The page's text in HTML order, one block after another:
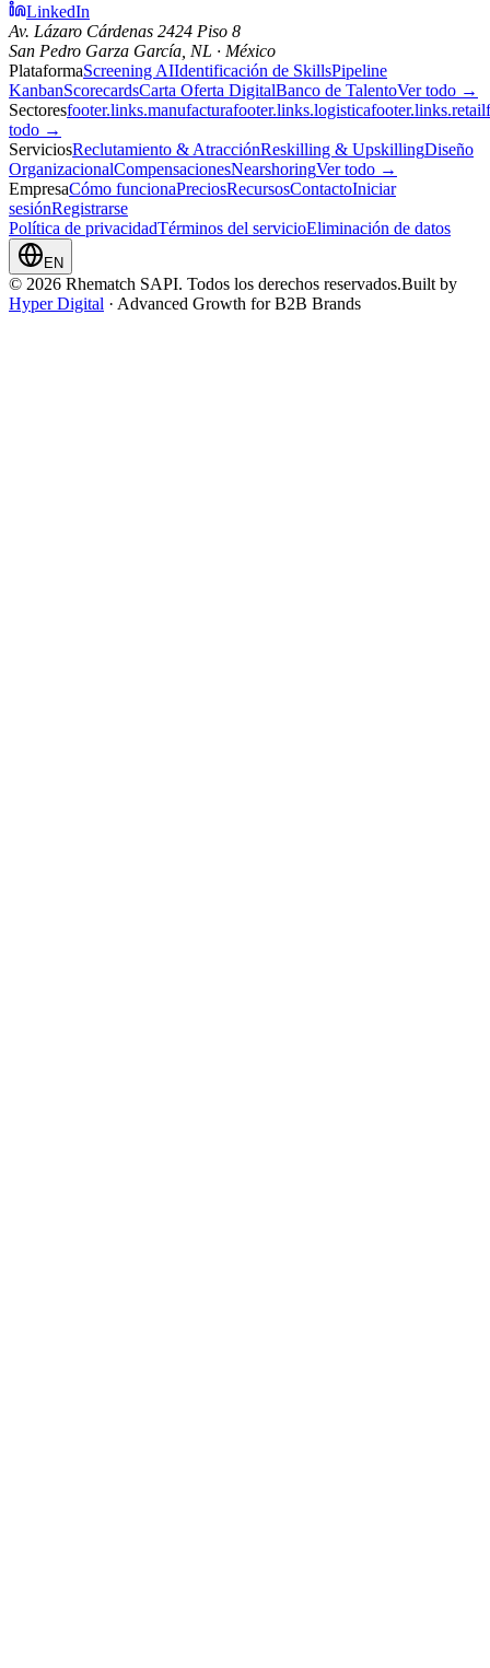
LinkedIn
Av. Lázaro Cárdenas 2424 Piso 8
San Pedro Garza García, NL · México
PlataformaScreening AIIdentificación de SkillsPipeline
KanbanScorecardsCarta Oferta DigitalBanco de TalentoVer todo →
Sectoresfooter.links.manufacturafooter.links.logisticafooter.links.retail
todo →
ServiciosReclutamiento & AtracciónReskilling & UpskillingDiseño
OrganizacionalCompensacionesNearshoringVer todo →
EmpresaCómo funcionaPreciosRecursosContactoIniciar
sesiónRegistrarse
Política de privacidadTérminos del servicioEliminación de datos
EN
© 2026 Rhematch SAPI. Todos los derechos reservados.Built by
Hyper Digital · Advanced Growth for B2B Brands